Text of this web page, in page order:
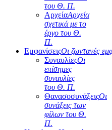
του Θ. Π.
ΑρχείαΑρχεία
σχετικά με το
έργο του Θ.
Π.
ΕμφανίσειςΟι ζωντανές
ΣυναυλίεςΟι
επίσημες
συναυλίες
του Θ. Π.
ΘανασοσυνάξειςΟι
συνάξεις των
φίλων του Θ.
Π.